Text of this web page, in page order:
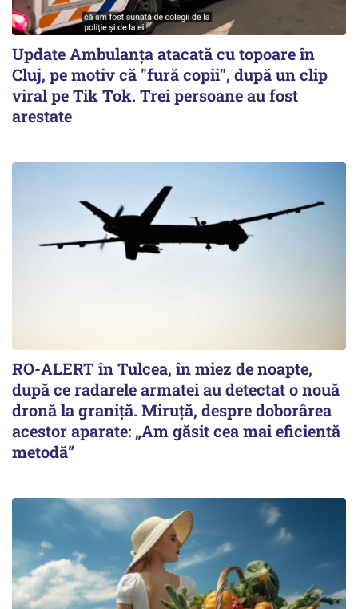
Update Ambulanța atacată cu topoare în
Cluj, pe motiv că "fură copii", după un clip
viral pe Tik Tok. Trei persoane au fost
arestate
RO-ALERT în Tulcea, în miez de noapte,
după ce radarele armatei au detectat o nouă
dronă la graniță. Miruță, despre doborârea
acestor aparate: „Am găsit cea mai eficientă
metodă”